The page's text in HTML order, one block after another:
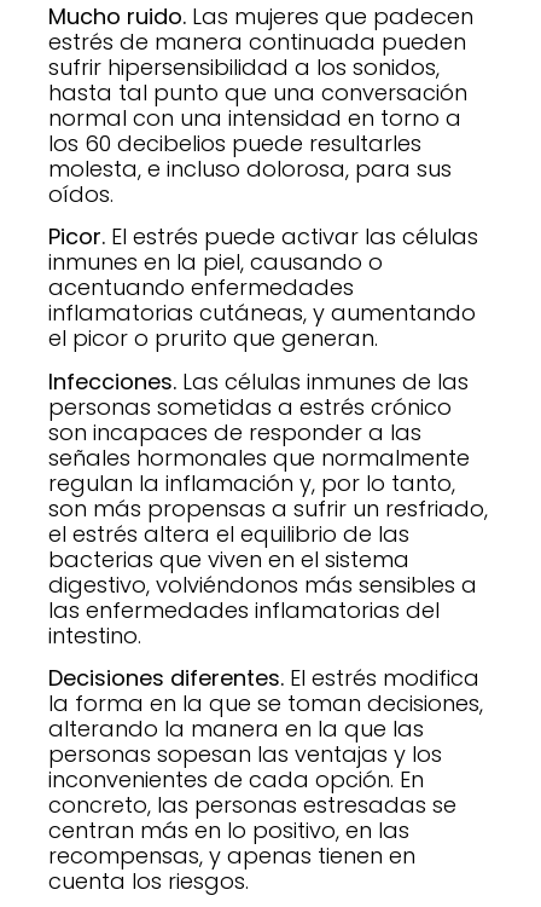
Mucho ruido. Las mujeres que padecen
estrés de manera continuada pueden
sufrir hipersensibilidad a los sonidos,
hasta tal punto que una conversación
normal con una intensidad en torno a
los 60 decibelios puede resultarles
molesta, e incluso dolorosa, para sus
oídos.
Picor. El estrés puede activar las células
inmunes en la piel, causando o
acentuando enfermedades
inflamatorias cutáneas, y aumentando
el picor o prurito que generan.
Infecciones. Las células inmunes de las
personas sometidas a estrés crónico
son incapaces de responder a las
señales hormonales que normalmente
regulan la inflamación y, por lo tanto,
son más propensas a sufrir un resfriado,
el estrés altera el equilibrio de las
bacterias que viven en el sistema
digestivo, volviéndonos más sensibles a
las enfermedades inflamatorias del
intestino.
Decisiones diferentes. El estrés modifica
la forma en la que se toman decisiones,
alterando la manera en la que las
personas sopesan las ventajas y los
inconvenientes de cada opción. En
concreto, las personas estresadas se
centran más en lo positivo, en las
recompensas, y apenas tienen en
cuenta los riesgos.